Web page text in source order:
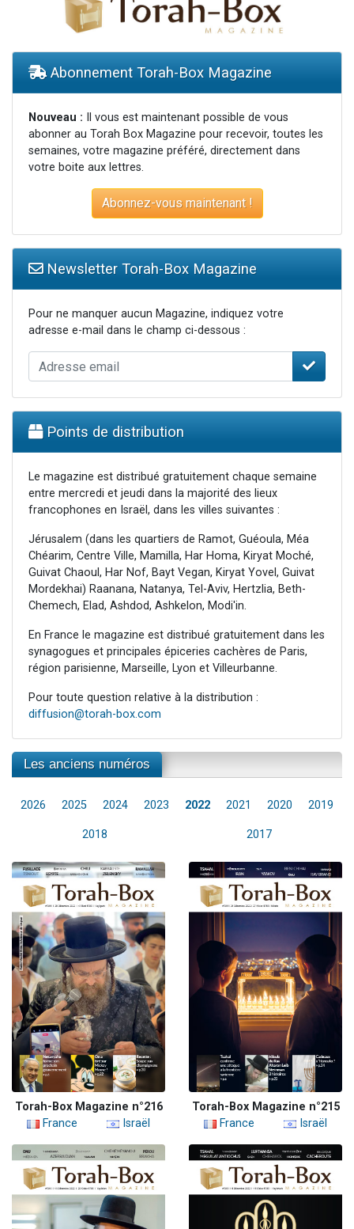
Abonnement Torah-Box Magazine
Nouveau : Il vous est maintenant possible de vous
abonner au Torah Box Magazine pour recevoir, toutes les
semaines, votre magazine préféré, directement dans
votre boite aux lettres.
Abonnez-vous maintenant !
Newsletter Torah-Box Magazine
Pour ne manquer aucun Magazine, indiquez votre
adresse e-mail dans le champ ci-dessous :
Points de distribution
Le magazine est distribué gratuitement chaque semaine
entre mercredi et jeudi dans la majorité des lieux
francophones en Israël, dans les villes suivantes :
Jérusalem (dans les quartiers de Ramot, Guéoula, Méa
Chéarim, Centre Ville, Mamilla, Har Homa, Kiryat Moché,
Guivat Chaoul, Har Nof, Bayt Vegan, Kiryat Yovel, Guivat
Mordekhai) Raanana, Natanya, Tel-Aviv, Hertzlia, Beth-
Chemech, Elad, Ashdod, Ashkelon, Modi'in.
En France le magazine est distribué gratuitement dans les
synagogues et principales épiceries cachères de Paris,
région parisienne, Marseille, Lyon et Villeurbanne.
Pour toute question relative à la distribution :
diffusion@torah-box.com
Les anciens numéros
2026 2025 2024 2023 2022 2021 2020 2019
2018 2017
Torah-Box Magazine n°216
France
Israël
Torah-Box Magazine n°215
France
Israël